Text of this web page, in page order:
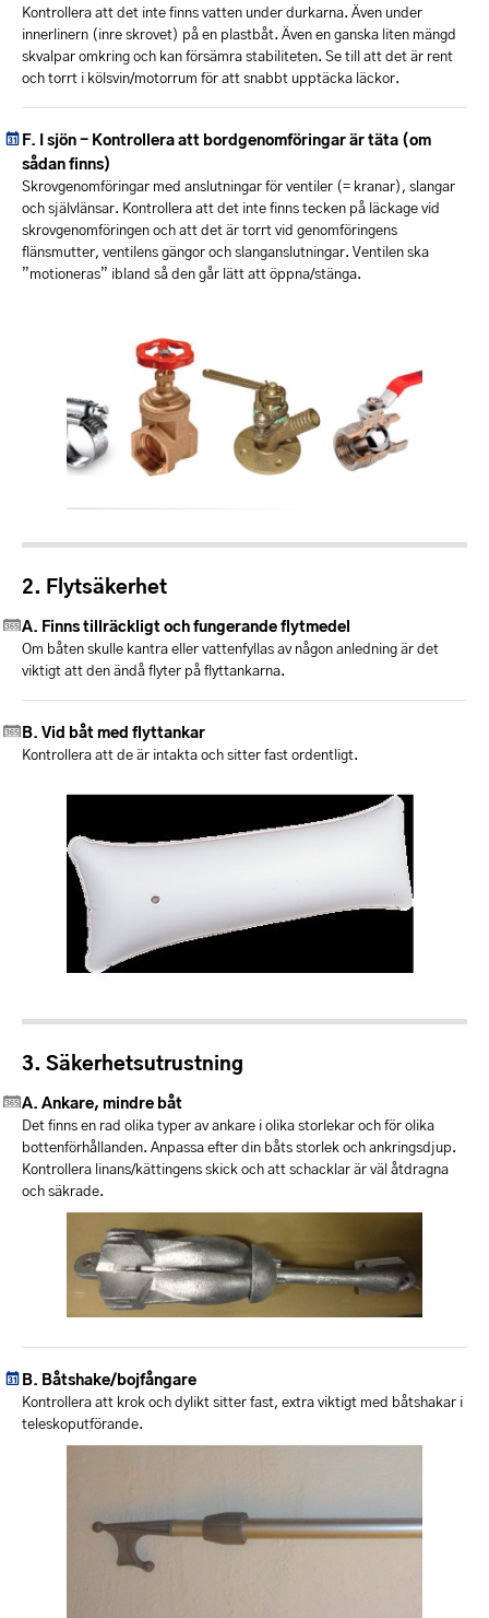
Kontrollera att det inte finns vatten under durkarna. Även under
innerlinern (inre skrovet) på en plastbåt. Även en ganska liten mängd
skvalpar omkring och kan försämra stabiliteten. Se till att det är rent
och torrt i kölsvin/motorrum för att snabbt upptäcka läckor.
I sjön - Kontrollera att bordgenomföringar är täta (om
sådan finns)
Skrovgenomföringar med anslutningar för ventiler (= kranar), slangar
och självlänsar. Kontrollera att det inte finns tecken på läckage vid
skrovgenomföringen och att det är torrt vid genomföringens
flänsmutter, ventilens gängor och slanganslutningar. Ventilen ska
”motioneras” ibland så den går lätt att öppna/stänga.
Flytsäkerhet
Finns tillräckligt och fungerande flytmedel
Om båten skulle kantra eller vattenfyllas av någon anledning är det
viktigt att den ändå flyter på flyttankarna.
Vid båt med flyttankar
Kontrollera att de är intakta och sitter fast ordentligt.
Säkerhetsutrustning
Ankare, mindre båt
Det finns en rad olika typer av ankare i olika storlekar och för olika
bottenförhållanden. Anpassa efter din båts storlek och ankringsdjup.
Kontrollera linans/kättingens skick och att schacklar är väl åtdragna
och säkrade.
Båtshake/bojfångare
Kontrollera att krok och dylikt sitter fast, extra viktigt med båtshakar i
teleskoputförande.